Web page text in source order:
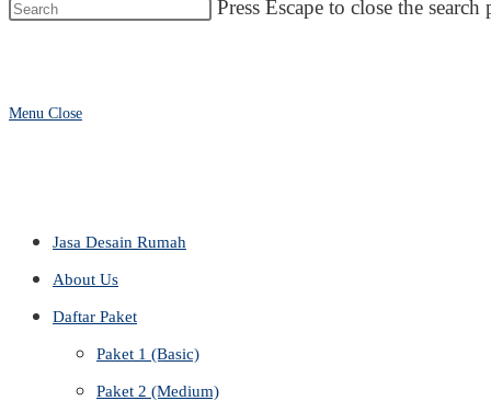
Press Escape to close the search
Menu Close
Jasa Desain Rumah
About Us
Daftar Paket
Paket 1 (Basic)
Paket 2 (Medium)